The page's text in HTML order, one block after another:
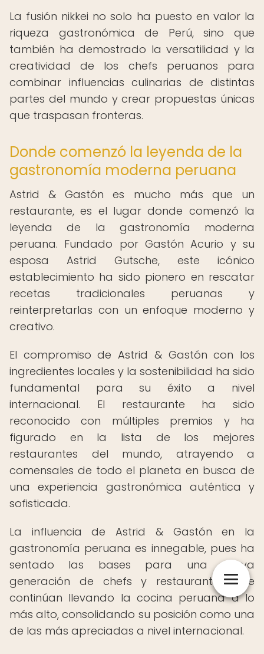
La fusión nikkei no solo ha puesto en valor la
riqueza gastronómica de Perú, sino que
también ha demostrado la versatilidad y la
creatividad de los chefs peruanos para
combinar influencias culinarias de distintas
partes del mundo y crear propuestas únicas
que traspasan fronteras.
Donde comenzó la leyenda de la
gastronomía moderna peruana
Astrid & Gastón es mucho más que un
restaurante, es el lugar donde comenzó la
leyenda de la gastronomía moderna
peruana. Fundado por Gastón Acurio y su
esposa Astrid Gutsche, este icónico
establecimiento ha sido pionero en rescatar
recetas tradicionales peruanas y
reinterpretarlas con un enfoque moderno y
creativo.
El compromiso de Astrid & Gastón con los
ingredientes locales y la sostenibilidad ha sido
fundamental para su éxito a nivel
internacional. El restaurante ha sido
reconocido con múltiples premios y ha
figurado en la lista de los mejores
restaurantes del mundo, atrayendo a
comensales de todo el planeta en busca de
una experiencia gastronómica auténtica y
sofisticada.
La influencia de Astrid & Gastón en la
gastronomía peruana es innegable, pues ha
sentado las bases para una nueva
generación de chefs y restaurantes que
continúan llevando la cocina peruana a lo
más alto, consolidando su posición como una
de las más apreciadas a nivel internacional.